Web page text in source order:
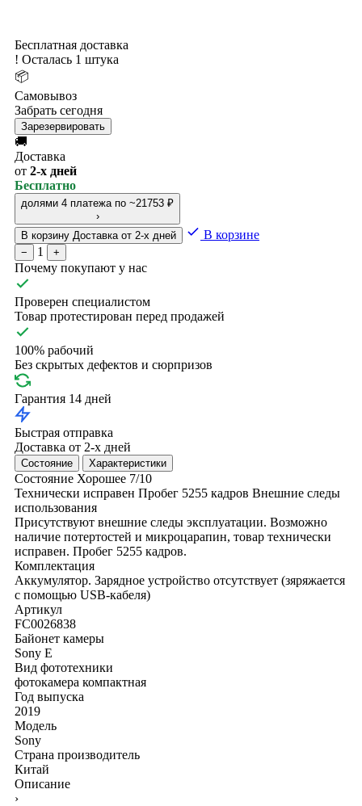
Бесплатная доставка
! Осталась 1 штука
📦
Самовывоз
Забрать сегодня
Зарезервировать
🚚
Доставка
от 2-х дней
Бесплатно
долями 4 платежа по ~21753 ₽
›
В корзину Доставка от 2-х дней В корзине
− 1 +
Почему покупают у нас
Проверен специалистом
Товар протестирован перед продажей
100% рабочий
Без скрытых дефектов и сюрпризов
Гарантия 14 дней
Быстрая отправка
Доставка от 2-х дней
Состояние Характеристики
Состояние Хорошее 7/10
Технически исправен Пробег 5255 кадров Внешние следы
использования
Присутствуют внешние следы эксплуатации. Возможно
наличие потертостей и микроцарапин, товар технически
исправен. Пробег 5255 кадров.
Комплектация
Аккумулятор. Зарядное устройство отсутствует (зяряжается
с помощью USB-кабеля)
Артикул
FC0026838
Байонет камеры
Sony E
Вид фототехники
фотокамера компактная
Год выпуска
2019
Модель
Sony
Страна производитель
Китай
Описание
›